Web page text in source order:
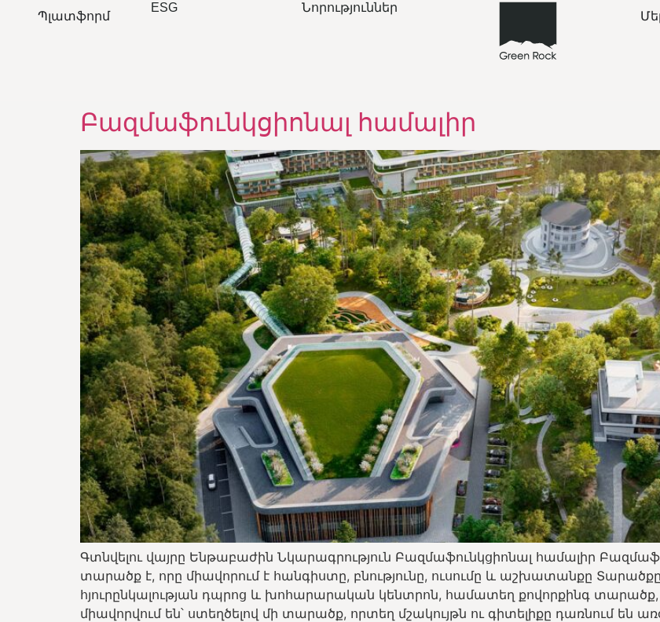
Պլատֆորմ
ESG Նորություններ
Բազմաֆունկցիոնալ համալիր
Գտնվելու վայրը Ենթաբաժին Նկարագրություն Բազմաֆունկցիոնալ համալիր
տարածք է, որը միավորում է հանգիստը, բնությունը, ուսումը և աշխատանքը
հյուրընկալության դպրոց և խոհարարական կենտրոն, համատեղ քովորքինգ տարածք,
միավորվում են՝ ստեղծելով մի տարածք, որտեղ մշակույթն ու գիտելիքը դառնում են